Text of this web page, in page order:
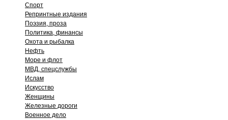
Спорт
Репринтные издания
Поэзия, проза
Политика, финансы
Охота и рыбалка
Нефть
Море и флот
МВД, спецслужбы
Ислам
Искусство
Женщины
Железные дороги
Военное дело